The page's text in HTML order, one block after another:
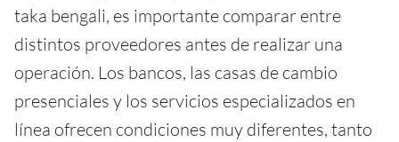
taka bengali, es importante comparar entre
distintos proveedores antes de realizar una
operación. Los bancos, las casas de cambio
presenciales y los servicios especializados en
línea ofrecen condiciones muy diferentes, tanto